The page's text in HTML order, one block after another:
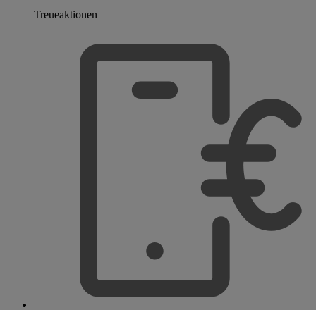
Treueaktionen